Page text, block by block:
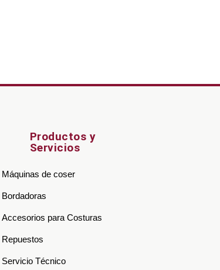
Productos y
Servicios
Máquinas de coser
Bordadoras
Accesorios para Costuras
Repuestos
Servicio Técnico